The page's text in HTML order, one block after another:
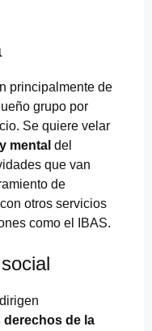
principalmente de
grupo por
Se quiere velar
mental del
que van
de
otros servicios
como el IBAS.
derechos de la